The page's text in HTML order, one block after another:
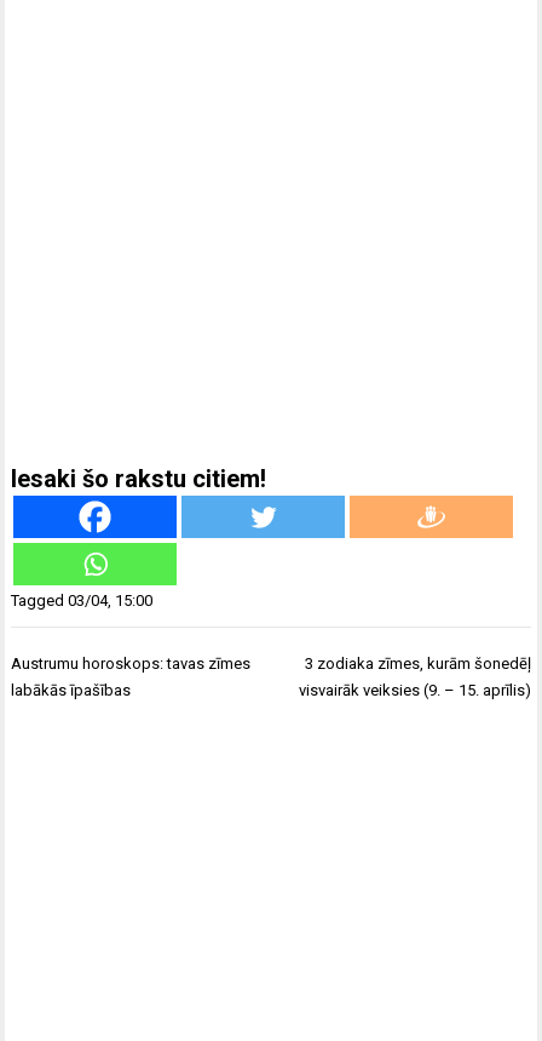
Iesaki šo rakstu citiem!
Tagged03/04, 15:00
Ziņu
izvēlne
Austrumu horoskops: tavas zīmes
labākās īpašības
3 zodiaka zīmes, kurām šonedēļ
visvairāk veiksies (9. – 15. aprīlis)